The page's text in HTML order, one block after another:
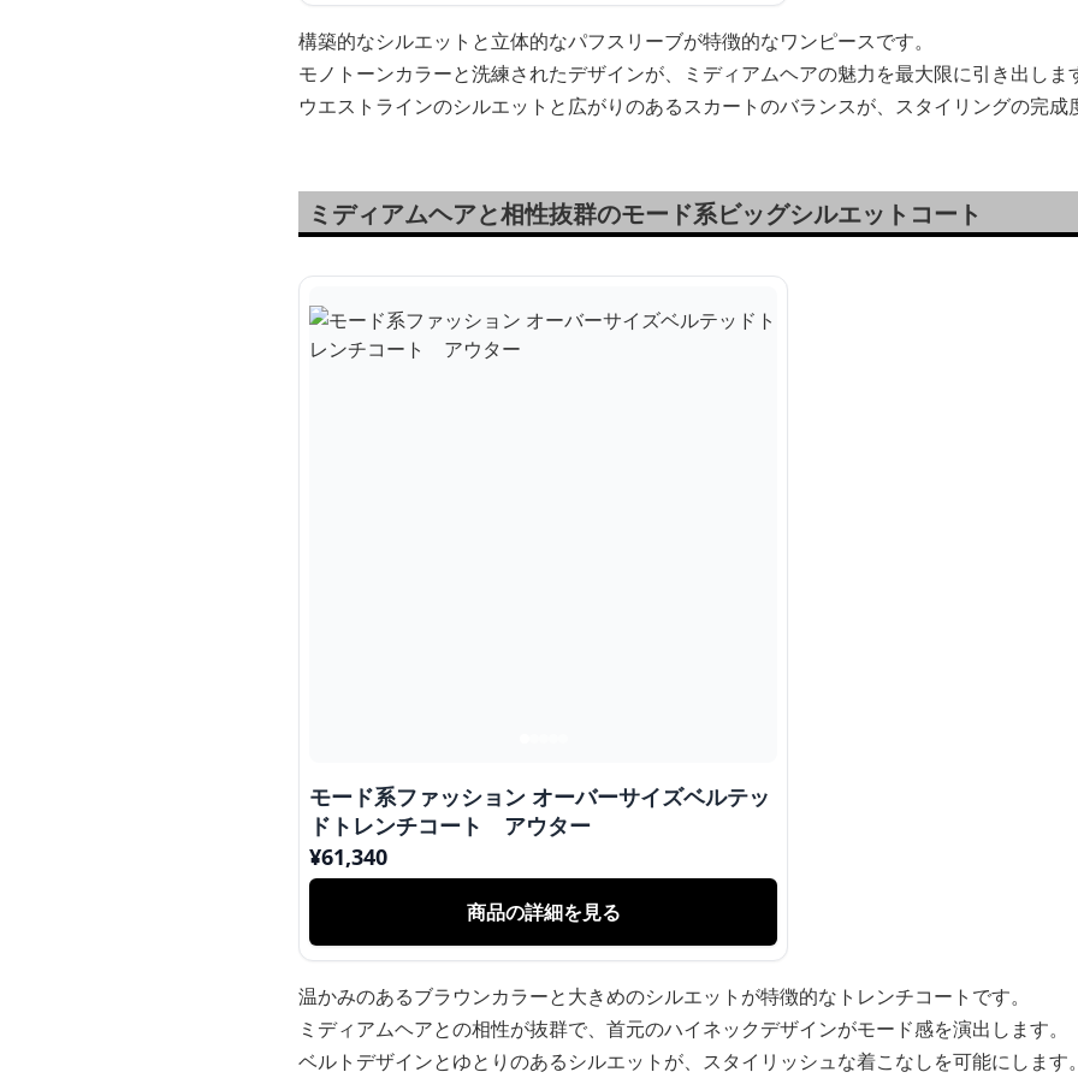
構築的なシルエットと立体的なパフスリーブが特徴的なワンピースです。
モノトーンカラーと洗練されたデザインが、ミディアムヘアの魅力を最大限に引き出しま
ウエストラインのシルエットと広がりのあるスカートのバランスが、スタイリングの完成
ミディアムヘアと相性抜群のモード系ビッグシルエットコート
モード系ファッション オーバーサイズベルテッ
ドトレンチコート アウター
¥61,340
商品の詳細を見る
温かみのあるブラウンカラーと大きめのシルエットが特徴的なトレンチコートです。
ミディアムヘアとの相性が抜群で、首元のハイネックデザインがモード感を演出します。
ベルトデザインとゆとりのあるシルエットが、スタイリッシュな着こなしを可能にします。